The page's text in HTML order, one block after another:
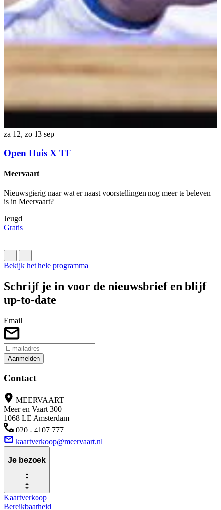
za 12, zo 13 sep
Open Huis X TF
Meervaart
Nieuwsgierig naar wat er naast voorstellingen nog meer te beleven
is in Meervaart?
Jeugd
Gratis
Bekijk het hele programma
Schrijf je in voor de nieuwsbrief en blijf
up-to-date
Email
Aanmelden
Contact
MEERVAART
Meer en Vaart 300
1068 LE Amsterdam
020 - 4107 777
kaartverkoop@meervaart.nl
Je bezoek
Kaartverkoop
Bereikbaarheid